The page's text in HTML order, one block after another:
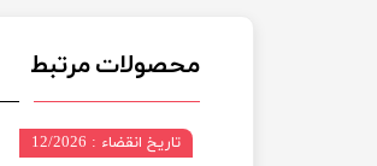
محصولات مرتبط
تاریخ انقضاء : 12/2026